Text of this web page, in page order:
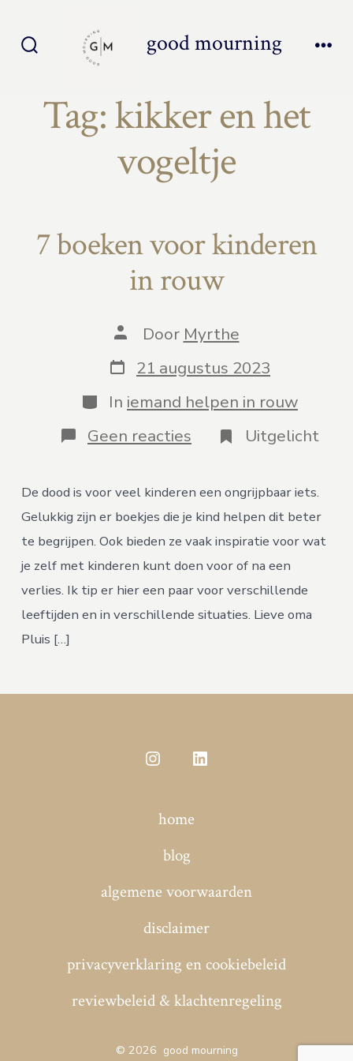
overslaan
good mourning
Tag:kikker en het
vogeltje
7 boeken voor kinderen
in rouw
Auteur
bericht
Door Myrthe
Berichtdatum
21 augustus 2023
Categorieën
In iemand helpen in rouw
Geen reacties
7
kinderen
in
Uitgelicht
De dood is voor veel kinderen een ongrijpbaar iets.
Gelukkig zijn er boekjes die je kind helpen dit beter
te begrijpen. Ook bieden ze vaak inspiratie voor wat
je zelf met kinderen kunt doen voor of na een
verlies. Ik tip er hier een paar voor verschillende
leeftijden en in verschillende situaties. Lieve oma
Pluis […]
Open
in
nieuwe
tab
Open
tab
home
blog
algemene voorwaarden
disclaimer
privacyverklaring en cookiebeleid
reviewbeleid & klachtenregeling
© 2026 good mourning